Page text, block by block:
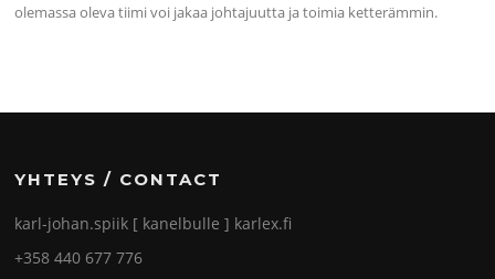
olemassa oleva tiimi voi jakaa johtajuutta ja toimia ketterämmin.
YHTEYS / CONTACT
karl-johan.spiik [ kanelbulle ] karlex.fi
+358 440 677 776